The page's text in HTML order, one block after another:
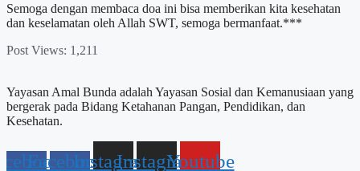
Semoga dengan membaca doa ini bisa memberikan kita kesehatan
dan keselamatan oleh Allah SWT, semoga bermanfaat.***
Post Views: 1,211
Yayasan Amal Bunda adalah Yayasan Sosial dan Kemanusiaan yang
bergerak pada Bidang Ketahanan Pangan, Pendidikan, dan
Kesehatan.
Facebook-InstagramInstagramYoutube